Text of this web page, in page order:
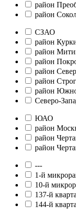
район
район
СЗАО
район
район
район
район
район
район
Северо-
ЮАО
район
район
район
---
1-й
10-й
137-й
144-й